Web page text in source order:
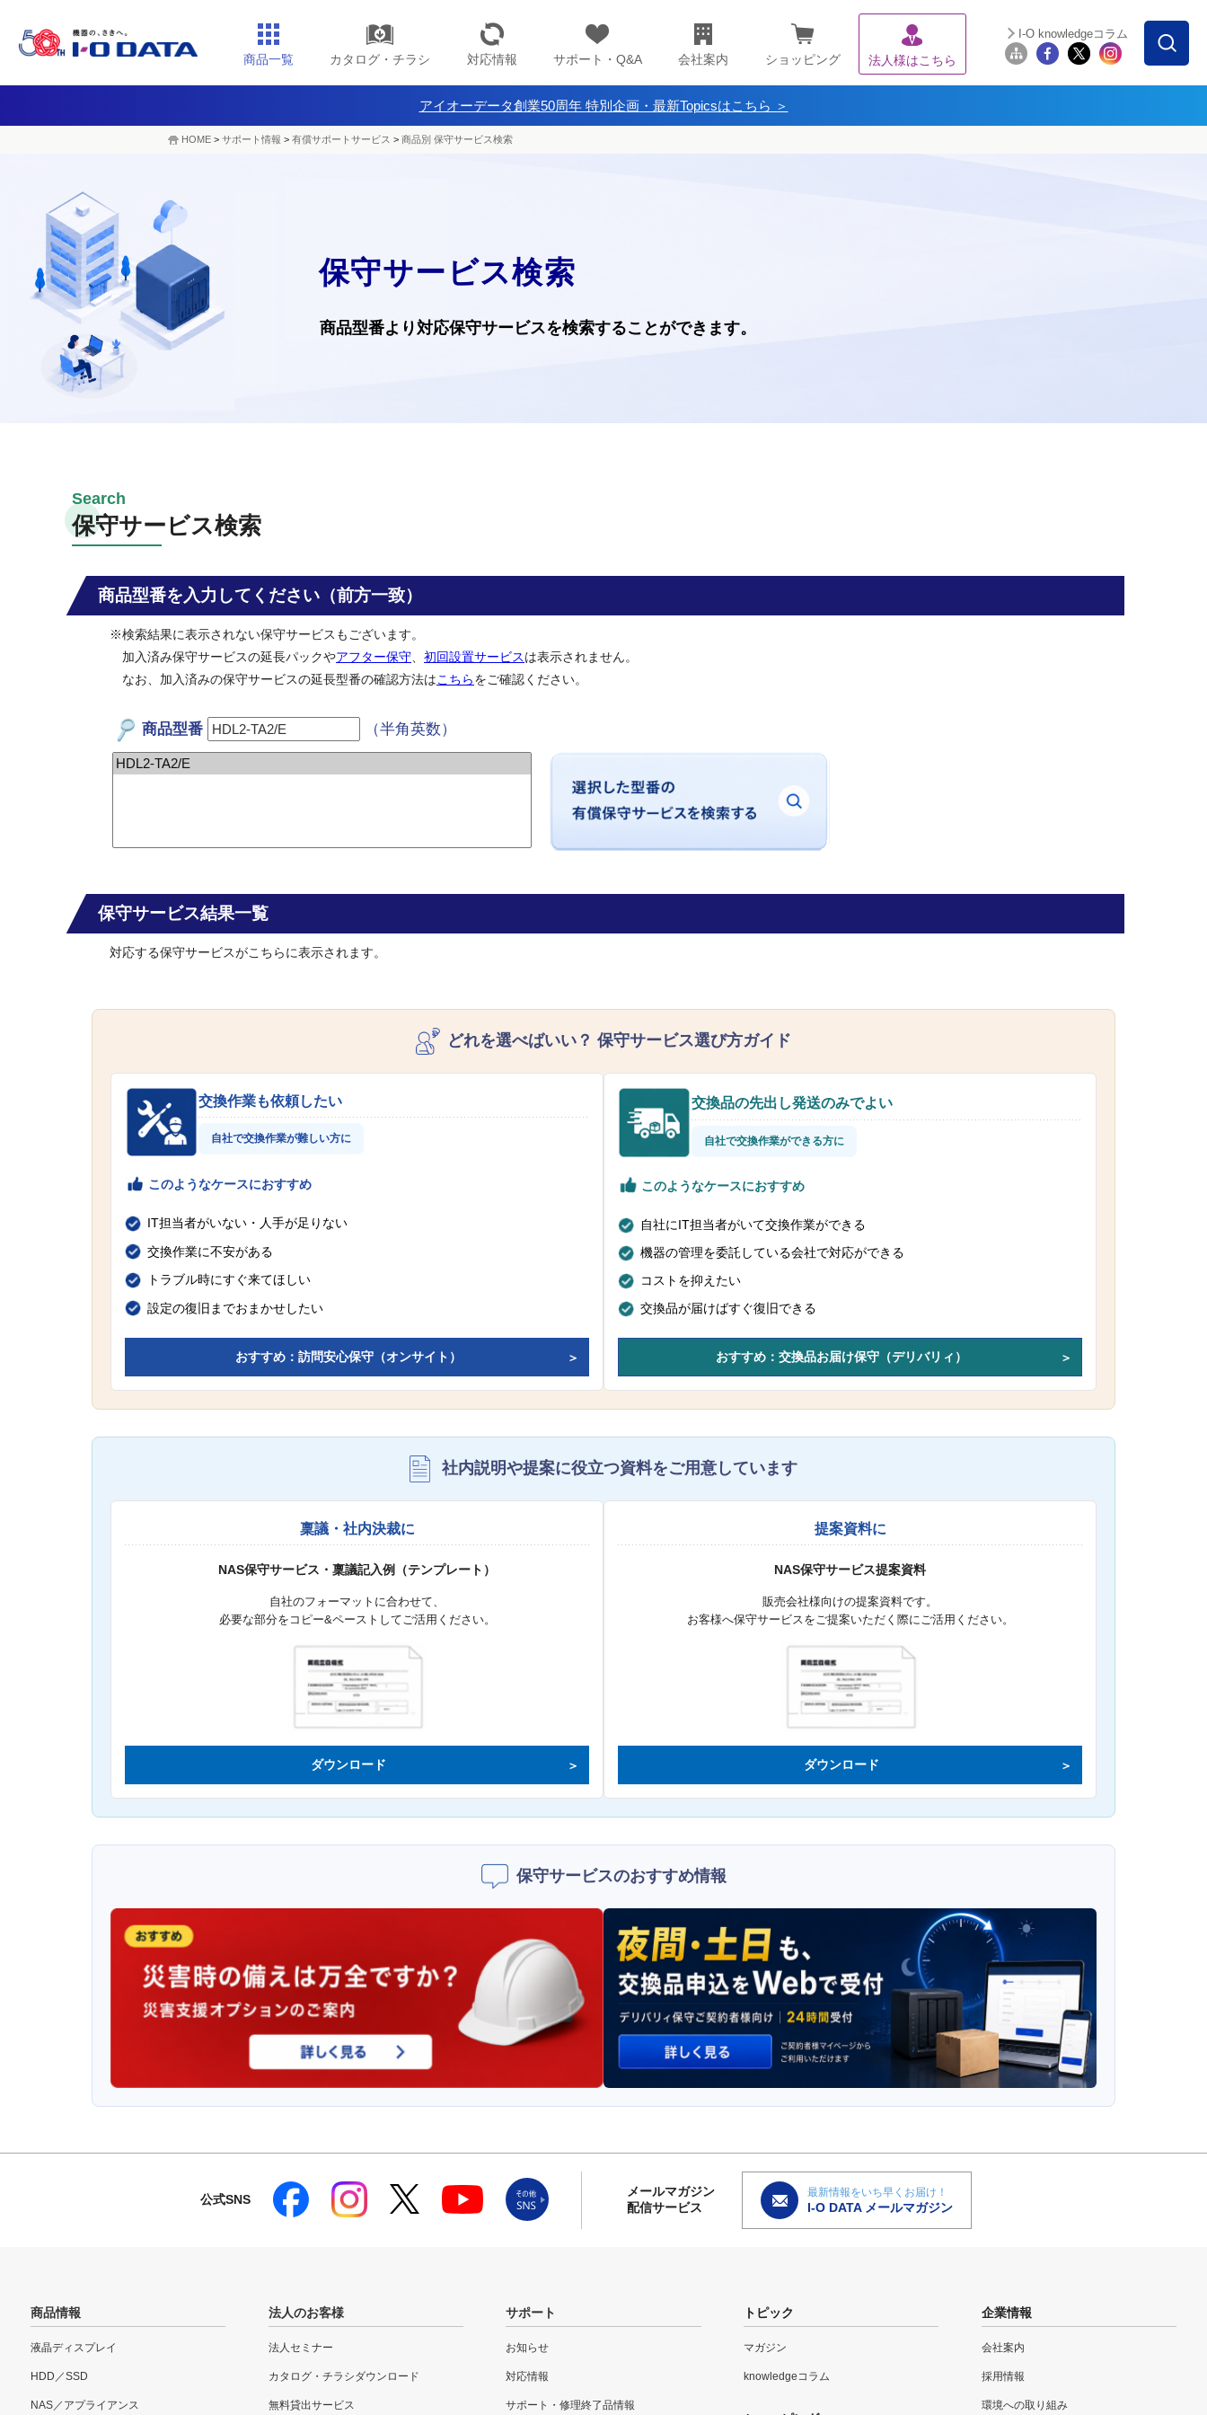
商品一覧 カタログ・チラシ 対応情報 サポート・Q&A 会社案内 ショッピング 法人様はこちら
I-O knowledgeコラム
アイオーデータ創業50周年 特別企画・最新Topicsはこちら ＞
HOME > サポート情報 > 有償サポートサービス > 商品別 保守サービス検索
保守サービス検索
商品型番より対応保守サービスを検索することができます。
保守サービス検索
商品型番を入力してください（前方一致）
※検索結果に表示されない保守サービスもございます。
加入済み保守サービスの延長パックやアフター保守 初回設置サービスは表示されません。
なお、加入済みの保守サービスの延長型番の確認方法はこちらをご確認ください。
商品型番 （半角英数）
保守サービス結果一覧
対応する保守サービスがこちらに表示されます。
どれを選べばいい？ 保守サービス選び方ガイド
交換作業も依頼したい
自社で交換作業が難しい方に
このようなケースにおすすめ
IT担当者がいない・人手が足りない
交換作業に不安がある
トラブル時にすぐ来てほしい
設定の復旧までおまかせしたい
おすすめ：訪問安心保守（オンサイト）
交換品の先出し発送のみでよい
自社で交換作業ができる方に
このようなケースにおすすめ
自社にIT担当者がいて交換作業ができる
機器の管理を委託している会社で対応ができる
コストを抑えたい
交換品が届けばすぐ復旧できる
おすすめ：交換品お届け保守（デリバリィ）
社内説明や提案に役立つ資料をご用意しています
稟議・社内決裁に
NAS保守サービス・稟議記入例（テンプレート）
自社のフォーマットに合わせて、
必要な部分をコピー&ペーストしてご活用ください。
ダウンロード
提案資料に
NAS保守サービス提案資料
販売会社様向けの提案資料です。
お客様へ保守サービスをご提案いただく際にご活用ください。
ダウンロード
保守サービスのおすすめ情報
公式SNS
メールマガジン
配信サービス
最新情報をいち早くお届け！
I-O DATA メールマガジン
商品情報
液晶ディスプレイ
HDD／SSD
NAS／アプライアンス
法人のお客様
法人セミナー
カタログ・チラシダウンロード
無料貸出サービス
サポート
お知らせ
対応情報
サポート・修理終了品情報
トピック
マガジン
knowledgeコラム
企業情報
会社案内
採用情報
環境への取り組み